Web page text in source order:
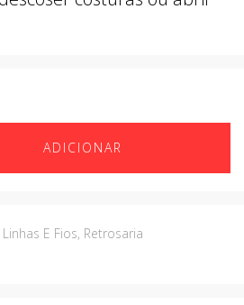
ADICIONAR
Linhas E Fios, Retrosaria